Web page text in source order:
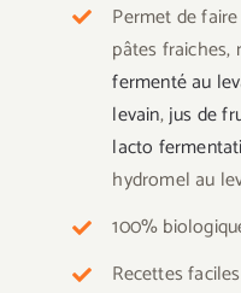
Permet de
pâtes fraiches,
fermenté au
levain,jus de
lacto
hydromel au
100%
Recettes